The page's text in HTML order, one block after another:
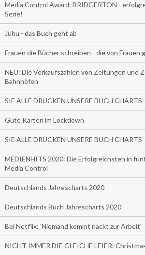
Media Control Award: BRIDGERTON -
Serie!
Juhu - das Buch geht ab
Frauen die Bücher schreiben - die von Frauen
NEU: Die Verkaufszahlen von Zeitungen und
Bahnhöfen
SIE ALLE DRUCKEN UNSERE BUCH CHARTS
Gute Karten im Lockdown
SIE ALLE DRUCKEN UNSERE BUCH CHARTS
MEDIENHITS 2020: Die Erfolgreichsten in
Media Control
Deutschlands Jahrescharts 2020
Deutschlands Buch Jahrescharts 2020
Bei Netflix: 'Niemand kommt nackt zur Arbeit'
NICHT IMMER DIE GLEICHE LEIER: